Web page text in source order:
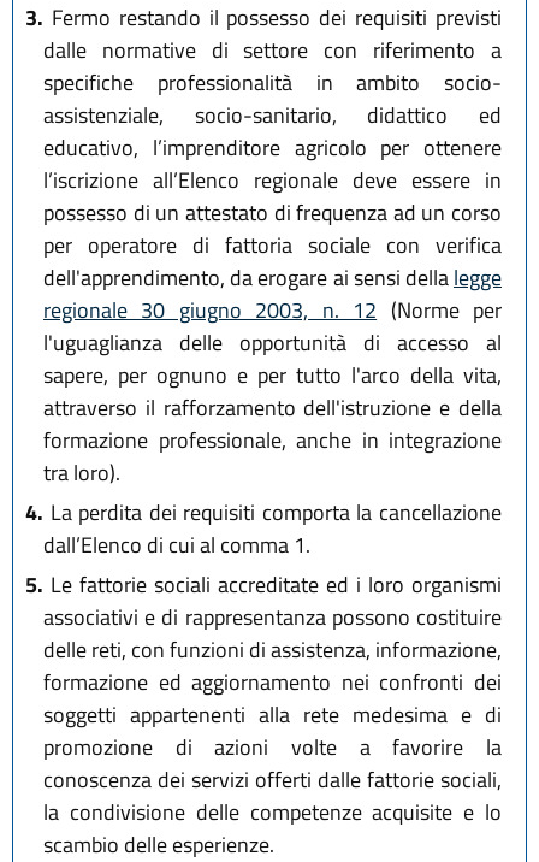
3. Fermo restando il possesso dei requisiti previsti
dalle normative di settore con riferimento a
specifiche professionalità in ambito socio-
assistenziale, socio-sanitario, didattico ed
educativo, l’imprenditore agricolo per ottenere
l’iscrizione all’Elenco regionale deve essere in
possesso di un attestato di frequenza ad un corso
per operatore di fattoria sociale con verifica
dell'apprendimento, da erogare ai sensi dellalegge
regionale 30 giugno 2003, n. 12 (Norme per
l'uguaglianza delle opportunità di accesso al
sapere, per ognuno e per tutto l'arco della vita,
attraverso il rafforzamento dell'istruzione e della
formazione professionale, anche in integrazione
tra loro).
4. La perdita dei requisiti comporta la cancellazione
dall’Elenco di cui al comma 1.
5. Le fattorie sociali accreditate ed i loro organismi
associativi e di rappresentanza possono costituire
delle reti, con funzioni di assistenza, informazione,
formazione ed aggiornamento nei confronti dei
soggetti appartenenti alla rete medesima e di
promozione di azioni volte a favorire la
conoscenza dei servizi offerti dalle fattorie sociali,
la condivisione delle competenze acquisite e lo
scambio delle esperienze.